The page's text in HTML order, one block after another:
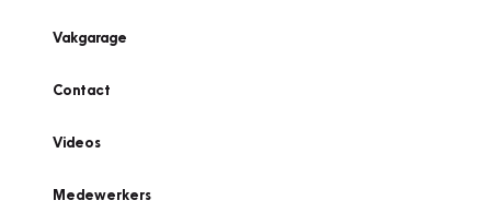
Vakgarage
Contact
Videos
Medewerkers